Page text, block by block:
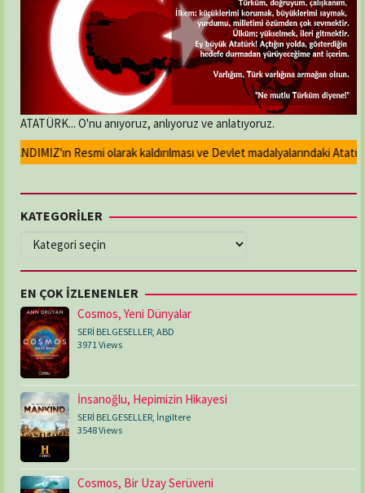
ATATÜRK... O'nu anıyoruz, anlıyoruz ve anlatıyoruz.
Resmi olarak kaldırılması ve Devlet madalyalarındaki Atatürk
KATEGORİLER
KATEGORİLER
EN ÇOK İZLENENLER
Cosmos, Yeni Dünyalar
SERİ BELGESELLER, ABD
3971 Views
İnsanoğlu, Hepimizin Hikayesi
SERİ BELGESELLER, İngiltere
3548 Views
Cosmos, Bir Uzay Serüveni